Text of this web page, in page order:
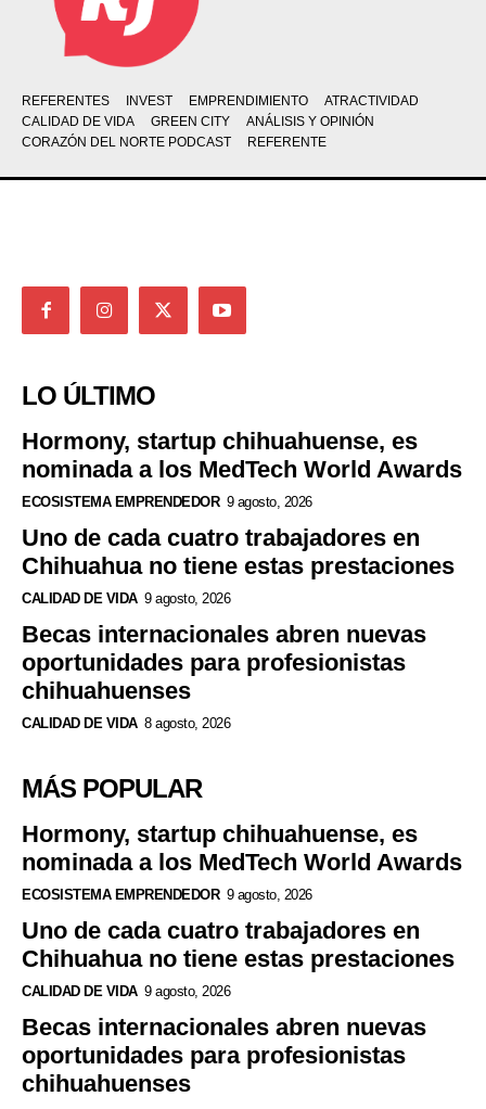
REFERENTES INVEST EMPRENDIMIENTO
ATRACTIVIDAD
CALIDAD DE VIDA
GREEN CITY
ANÁLISIS Y OPINIÓN
CORAZÓN DEL NORTE PODCAST
REFERENTE
LO ÚLTIMO
Hormony, startup chihuahuense, es
nominada a los MedTech World Awards
ECOSISTEMA EMPRENDEDOR 9 agosto, 2026
Uno de cada cuatro trabajadores en
Chihuahua no tiene estas prestaciones
CALIDAD DE VIDA 9 agosto, 2026
Becas internacionales abren nuevas
oportunidades para profesionistas
chihuahuenses
CALIDAD DE VIDA 8 agosto, 2026
MÁS POPULAR
Hormony, startup chihuahuense, es
nominada a los MedTech World Awards
ECOSISTEMA EMPRENDEDOR 9 agosto, 2026
Uno de cada cuatro trabajadores en
Chihuahua no tiene estas prestaciones
CALIDAD DE VIDA 9 agosto, 2026
Becas internacionales abren nuevas
oportunidades para profesionistas
chihuahuenses